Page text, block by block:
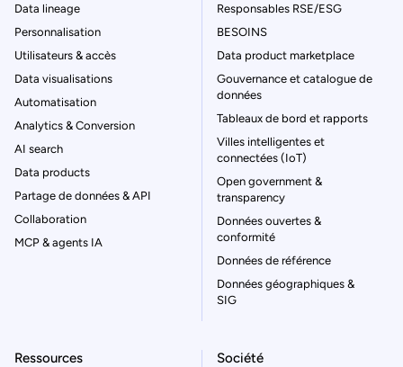
Data lineage
Personnalisation
Utilisateurs & accès
Data visualisations
Automatisation
Analytics & Conversion
AI search
Data products
Partage de données & API
Collaboration
MCP & agents IA
Responsables RSE/ESG
BESOINS
Data product marketplace
Gouvernance et catalogue de
données
Tableaux de bord et rapports
Villes intelligentes et
connectées (IoT)
Open government &
transparency
Données ouvertes &
conformité
Données de référence
Données géographiques &
SIG
Ressources Société